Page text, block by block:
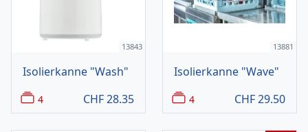
13843
Isolierkanne "Wash"
4 CHF28.35
13881
Isolierkanne "Wave"
4 CHF29.50